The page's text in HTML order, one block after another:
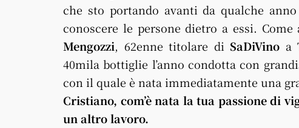
che sto portando avanti da qualche
conoscere le persone dietro a essi.
Mengozzi, 62enne titolare di SaDiVino a
40mila bottiglie l’anno condotta con
con il quale è nata immediatamente una
Cristiano, com’è nata la tua passione di
un altro lavoro.